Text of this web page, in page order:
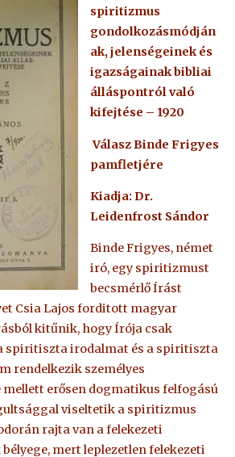
spiritizmus
gondolkozásmódján
ak, jelenségeinek és
igazságainak bibliai
álláspontról való
kifejtése – 1920
Válasz Binde Frigyes
pamfletjére
Kiadja: Dr.
Leidenfrost Sándor
Binde Frigyes, német
iró, egy spiritizmust
becsmérlő Írást
Csia Lajos forditott magyar
kitűnik, hogy Írója csak
spiritiszta irodalmat és a spiritiszta
rendelkezik személyes
erősen dogmatikus felfogású
viseltetik a spiritizmus
rajta van a felekezeti
mert leplezetlen felekezeti